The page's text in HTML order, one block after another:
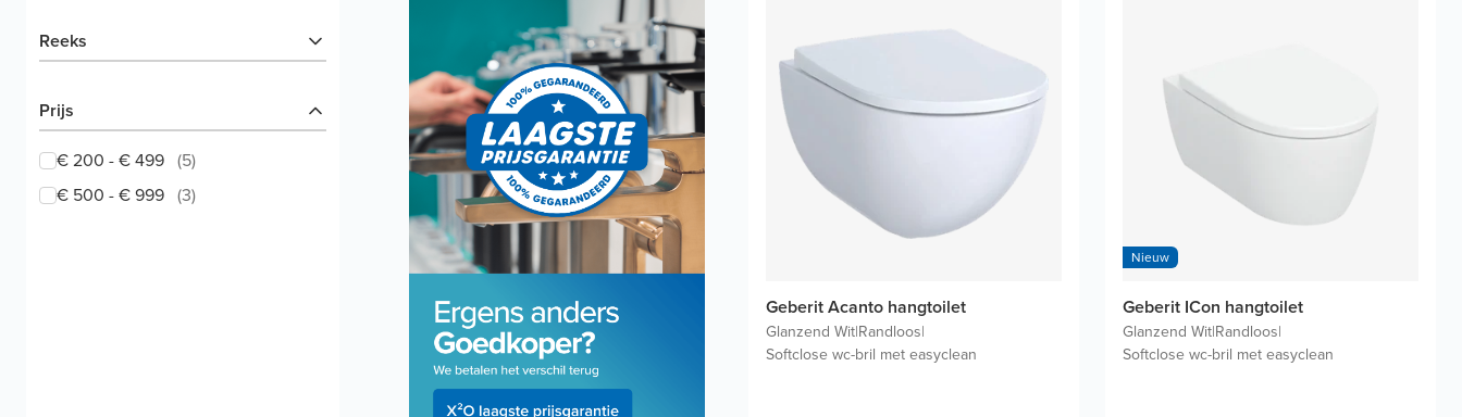
Reeks
Prijs
€ 200 - € 499 (5)
€ 500 - € 999 (3)
Geberit Acanto hangtoilet
Glanzend Wit|Randloos|
Softclose wc-bril met easyclean
Nieuw
Geberit ICon hangtoilet
Glanzend Wit|Randloos|
Softclose wc-bril met easyclean